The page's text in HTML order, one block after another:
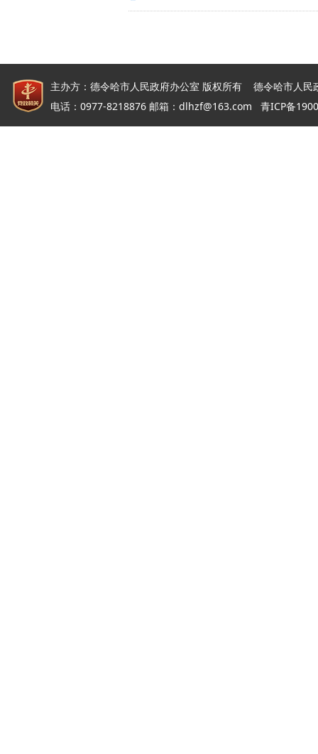
主办方：德令哈市人民政府办公室 版权所有 德令哈市人
电话：0977-8218876 邮箱：dlhzf@163.com 青ICP备